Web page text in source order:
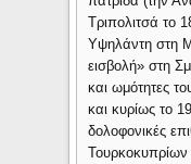
Τριπολιτσά το
Υψηλάντη στη
εισβολή» στη
και ωμότητες
και κυρίως το
δολοφονικές
Τουρκοκυπρίων